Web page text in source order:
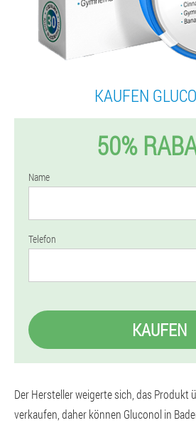
KAUFEN
50%
Name
Telefon
KAUFEN
Der Hersteller weigerte sich, das Produkt
verkaufen, daher können Gluconol in